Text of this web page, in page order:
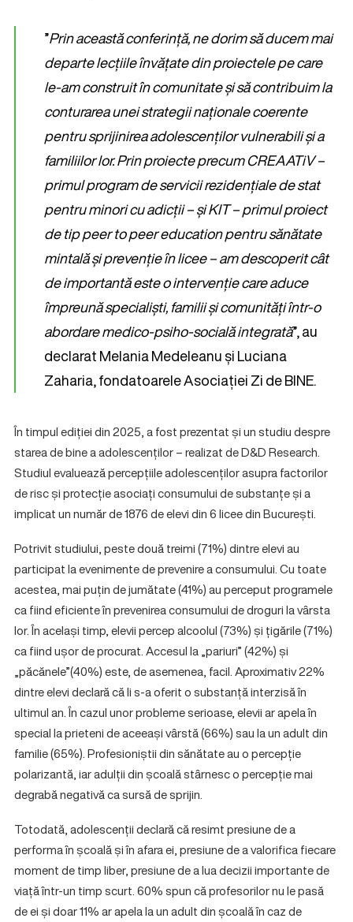
”Prin această conferință, ne dorim să ducem mai
departe lecțiile învățate din proiectele pe care
le-am construit în comunitate și să contribuim la
conturarea unei strategii naționale coerente
pentru sprijinirea adolescenților vulnerabili și a
familiilor lor. Prin proiecte precum CREAATiV –
primul program de servicii rezidențiale de stat
pentru minori cu adicții – și KIT – primul proiect
de tip peer to peer education pentru sănătate
mintală și prevenție în licee – am descoperit cât
de importantă este o intervenție care aduce
împreună specialiști, familii și comunități într-o
abordare medico-psiho-socială integrată”, au
declarat Melania Medeleanu și Luciana
Zaharia, fondatoarele Asociației Zi de BINE.
În timpul ediției din 2025, a fost prezentat și un studiu despre
starea de bine a adolescenților – realizat de D&D Research.
Studiul evaluează percepțiile adolescenților asupra factorilor
de risc și protecție asociați consumului de substanțe și a
implicat un număr de 1876 de elevi din 6 licee din București.
Potrivit studiului, peste două treimi (71%) dintre elevi au
participat la evenimente de prevenire a consumului. Cu toate
acestea, mai puțin de jumătate (41%) au perceput programele
ca fiind eficiente în prevenirea consumului de droguri la vârsta
lor. În același timp, elevii percep alcoolul (73%) și țigările (71%)
ca fiind ușor de procurat. Accesul la „pariuri” (42%) și
„păcănele”(40%) este, de asemenea, facil. Aproximativ 22%
dintre elevi declară că li s-a oferit o substanță interzisă în
ultimul an. În cazul unor probleme serioase, elevii ar apela în
special la prieteni de aceeași vârstă (66%) sau la un adult din
familie (65%). Profesioniștii din sănătate au o percepție
polarizantă, iar adulții din școală stârnesc o percepție mai
degrabă negativă ca sursă de sprijin.
Totodată, adolescenții declară că resimt presiune de a
performa în școală și în afara ei, presiune de a valorifica fiecare
moment de timp liber, presiune de a lua decizii importante de
viață într-un timp scurt. 60% spun că profesorilor nu le pasă
de ei și doar 11% ar apela la un adult din școală în caz de